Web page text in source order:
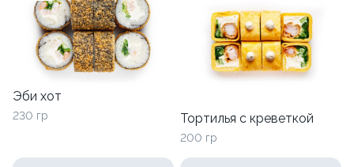
Эби хот
230 гр Тортилья с креветкой
200 гр